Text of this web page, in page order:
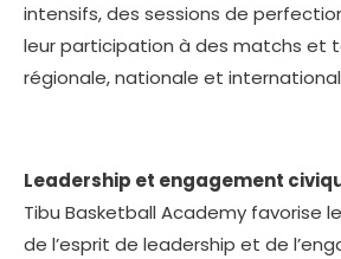
intensifs, des sessions de
leur participation à des matchs et
régionale, nationale et
Leadership et engagement
Tibu Basketball Academy favorise
de l’esprit de leadership et de